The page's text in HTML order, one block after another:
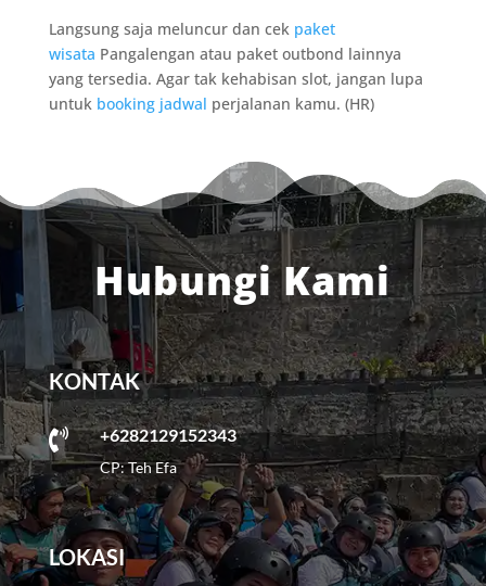
Langsung saja meluncur dan cek paket
wisata Pangalengan atau paket outbond lainnya
yang tersedia. Agar tak kehabisan slot, jangan lupa
untuk booking jadwal perjalanan kamu. (HR)
Hubungi Kami
KONTAK
 +6282129152343
CP: Teh Efa
LOKASI